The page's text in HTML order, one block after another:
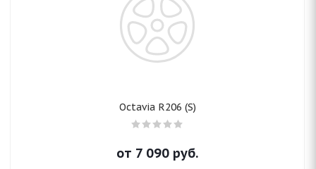
Octavia R206 (S)
от 7 090 руб.